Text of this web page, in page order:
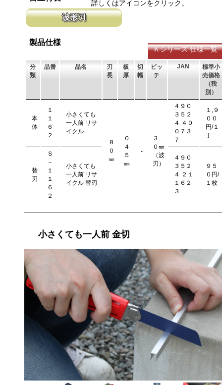
詳しくはアイコンをクリック。
波形刃
です。 根切り用としても波形刃は有効です。
製品仕様
Ｋシリーズ 仕様一覧
分
類
品番 品名
刃
長
板
厚
切
幅
ピッ
チ
JAN
標準小
売価格
（税
別）
本
体
１
１
６
２
小さくても
一人前 リサ
イクル
８
０
㎜
０.
４
５
㎜
-
３.
０㎜
（波
刃）
４９０
３５２
４ ４０
０７３
７
１,９
００
円/１
丁
替
刃
Ｓ
－
１
１
６
２
小さくても
一人前 リサ
イクル 替刃
４９０
３５２
４ ２１
１６２
３
９５
０円/
１枚
小さくても一人前 金切